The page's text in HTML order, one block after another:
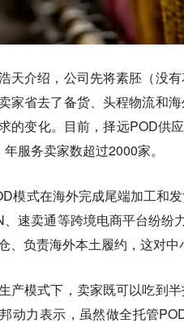
天介绍，公司先将素胚（没
家省去了备货、头程物流和
的变化。目前，择远POD供
服务卖家数超过2000家。
模式在海外完成尾端加工和
速卖通等跨境电商平台纷纷
、负责海外本土履约，这对中
产模式下，卖家既可以吃到
动力表示，虽然做全托管